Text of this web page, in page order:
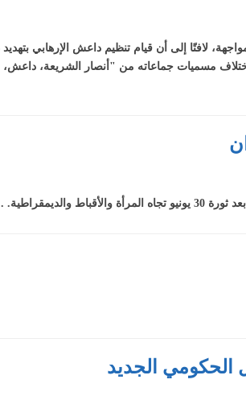
لافتًا إلى أن قيام تنظيم داعش الإرهابي
مسميات جماعاته من "أنصار الشريعة، داعش،
..
الحكومي الجديد